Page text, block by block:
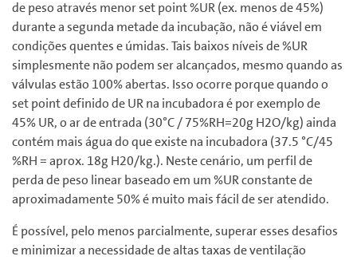
de peso através menor set point %UR (ex. menos de 45%)
durante a segunda metade da incubação, não é viável em
condições quentes e úmidas. Tais baixos níveis de %UR
simplesmente não podem ser alcançados, mesmo quando as
válvulas estão 100% abertas. Isso ocorre porque quando o
set point definido de UR na incubadora é por exemplo de
45% UR, o ar de entrada (30°C / 75%RH=20g H2O/kg) ainda
contém mais água do que existe na incubadora (37.5 °C/45
%RH = aprox. 18g H20/kg.). Neste cenário, um perfil de
perda de peso linear baseado em um %UR constante de
aproximadamente 50% é muito mais fácil de ser atendido.
É possível, pelo menos parcialmente, superar esses desafios
e minimizar a necessidade de altas taxas de ventilação